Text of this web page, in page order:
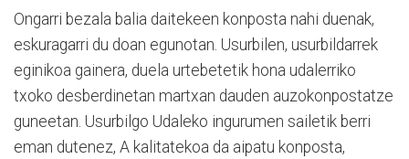
Ongarri bezala balia daitekeen konposta nahi duenak,
eskuragarri du doan egunotan. Usurbilen, usurbildarrek
eginikoa gainera, duela urtebetetik hona udalerriko
txoko desberdinetan martxan dauden auzokonpostatze
guneetan. Usurbilgo Udaleko ingurumen sailetik berri
eman dutenez, A kalitatekoa da aipatu konposta,